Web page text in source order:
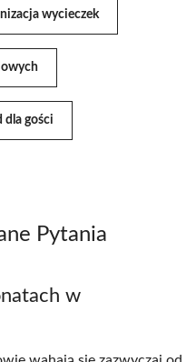
wycieczek
dla gości
Pytania
w